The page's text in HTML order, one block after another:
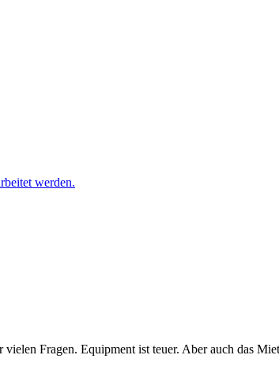
werden.
Fragen. Equipment ist teuer. Aber auch das